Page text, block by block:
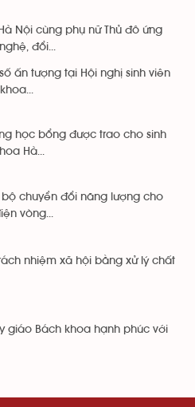
Nội cùng phụ nữ Thủ đô ứng
đổi...
ấn tượng tại Hội nghị sinh viên
học bổng được trao cho sinh
Hà...
bộ chuyển đổi năng lượng cho
vòng...
nhiệm xã hội bằng xử lý chất
giáo Bách khoa hạnh phúc với